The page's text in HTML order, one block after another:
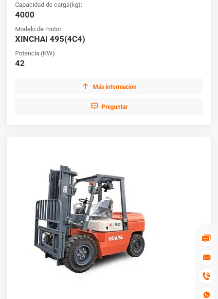




Capacidad de carga(kg):
4000
Modelo de motor
XINCHAI 495(4C4)
Potencia (KW)
42
 Más información
 Preguntar